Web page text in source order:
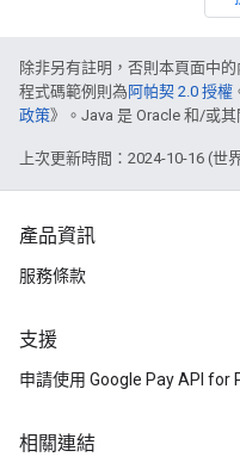
除非另有註明，否則本頁面中的
程式碼範例則為 阿帕契 2.0 授權
政策》。Java 是 Oracle 和/或
上次更新時間：2024-10-16 (世
產品資訊
服務條款
支援
申請使用 Google Pay API for
相關連結